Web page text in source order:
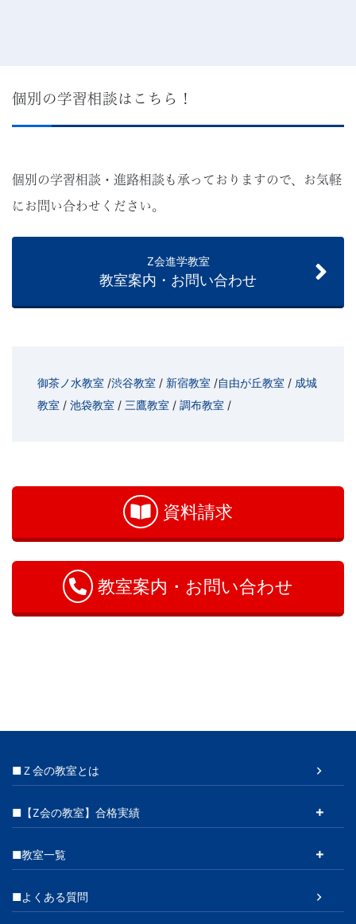
個別の学習相談はこちら！
個別の学習相談・進路相談も承っておりますので、お気軽
にお問い合わせください。
Z会進学教室
教室案内・お問い合わせ
御茶ノ水教室 /渋谷教室 / 新宿教室 /自由が丘教室 / 成城
教室 / 池袋教室 / 三鷹教室 / 調布教室 /
資料請求
教室案内・お問い合わせ
■Ｚ会の教室とは
■【Z会の教室】合格実績
■教室一覧
■よくある質問